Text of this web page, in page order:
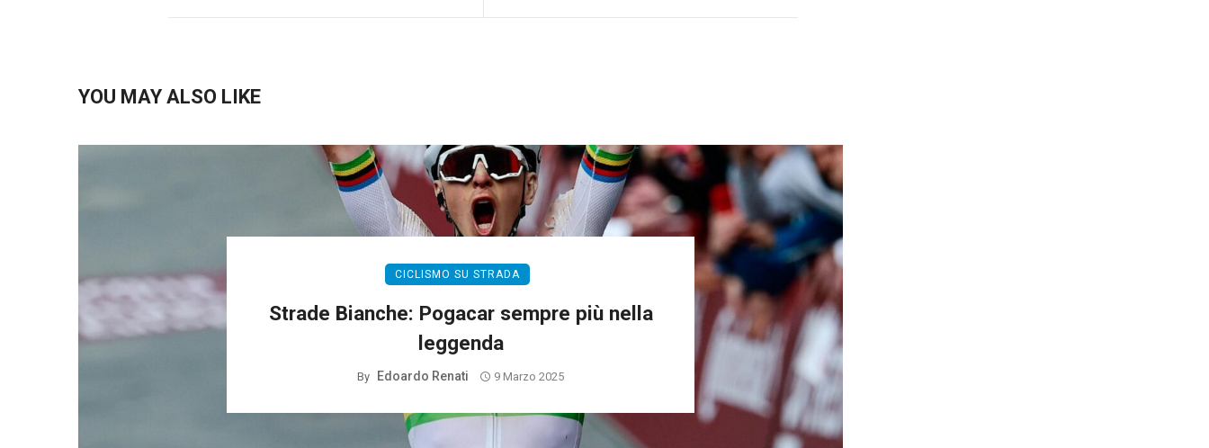
YOU MAY ALSO LIKE
CICLISMO SU STRADA
Strade Bianche: Pogacar sempre più nella
leggenda
By Edoardo Renati 9 Marzo 2025